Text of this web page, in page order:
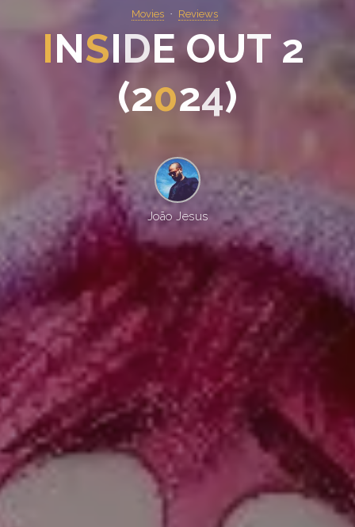
Movies Reviews
INSIDE OUT 2
(2024)
João Jesus